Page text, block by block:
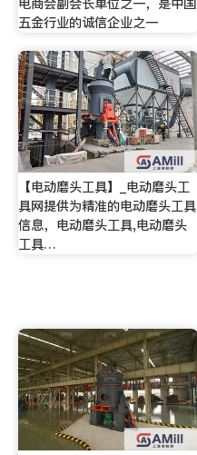
电商会副会长单位之一，是中国
五金行业的诚信企业之一
【电动磨头工具】_电动磨头工
具网提供为精准的电动磨头工具
信息，电动磨头工具,电动磨头
工具…